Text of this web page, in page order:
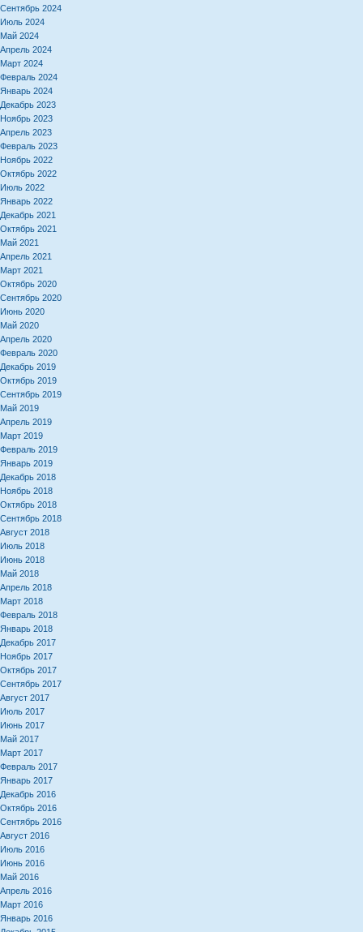
Сентябрь 2024
Июль 2024
Май 2024
Апрель 2024
Март 2024
Февраль 2024
Январь 2024
Декабрь 2023
Ноябрь 2023
Апрель 2023
Февраль 2023
Ноябрь 2022
Октябрь 2022
Июль 2022
Январь 2022
Декабрь 2021
Октябрь 2021
Май 2021
Апрель 2021
Март 2021
Октябрь 2020
Сентябрь 2020
Июнь 2020
Май 2020
Апрель 2020
Февраль 2020
Декабрь 2019
Октябрь 2019
Сентябрь 2019
Май 2019
Апрель 2019
Март 2019
Февраль 2019
Январь 2019
Декабрь 2018
Ноябрь 2018
Октябрь 2018
Сентябрь 2018
Август 2018
Июль 2018
Июнь 2018
Май 2018
Апрель 2018
Март 2018
Февраль 2018
Январь 2018
Декабрь 2017
Ноябрь 2017
Октябрь 2017
Сентябрь 2017
Август 2017
Июль 2017
Июнь 2017
Май 2017
Март 2017
Февраль 2017
Январь 2017
Декабрь 2016
Октябрь 2016
Сентябрь 2016
Август 2016
Июль 2016
Июнь 2016
Май 2016
Апрель 2016
Март 2016
Январь 2016